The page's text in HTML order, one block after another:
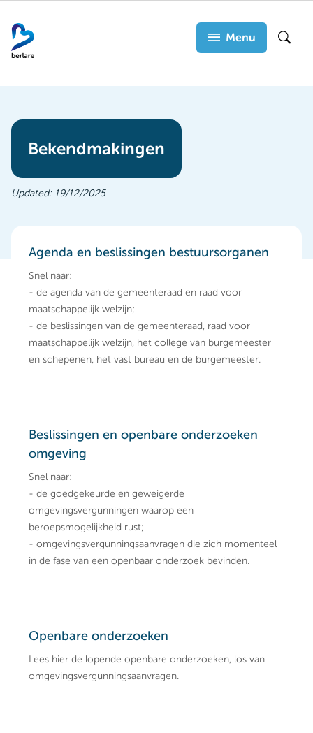
en
naar
Menu
Bekendmakingen
Updated: 19/12/2025
Agenda en beslissingen bestuursorganen
Snel naar:
- de agenda van de gemeenteraad en raad voor
maatschappelijk welzijn;
- de beslissingen van de gemeenteraad, raad voor
maatschappelijk welzijn, het college van burgemeester
en schepenen, het vast bureau en de burgemeester.
Beslissingen en openbare onderzoeken
omgeving
Snel naar:
- de goedgekeurde en geweigerde
omgevingsvergunningen waarop een
beroepsmogelijkheid rust;
- omgevingsvergunningsaanvragen die zich momenteel
in de fase van een openbaar onderzoek bevinden.
Openbare onderzoeken
Lees hier de lopende openbare onderzoeken, los van
omgevingsvergunningsaanvragen.